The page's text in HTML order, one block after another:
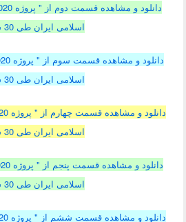
اسلامی ایران طی 30 سال "
اسلامی ایران طی 30 سال "
اسلامی ایران طی 30 سال "
اسلامی ایران طی 30 سال "